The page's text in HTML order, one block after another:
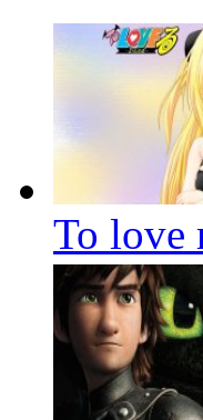
To love